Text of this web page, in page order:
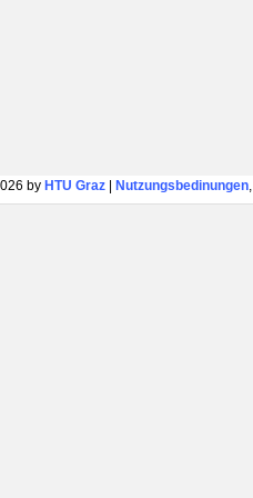
by HTU Graz| Nutzungsbedinungen,